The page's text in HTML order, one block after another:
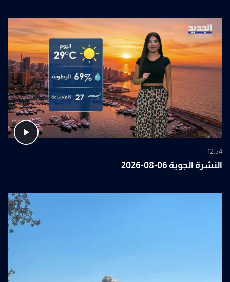
12:54
النشرة الجوية 06-08-2026